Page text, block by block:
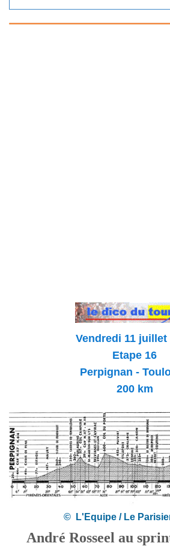
Vendredi 11 juillet
Etape 16
Perpignan -
200 km
© L'Equipe / Le
André Rosseel au